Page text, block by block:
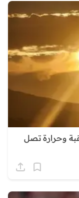
وحرارة تصل